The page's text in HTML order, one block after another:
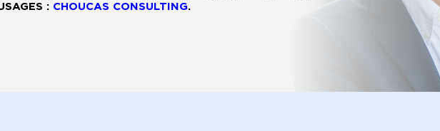
: CHOUCAS CONSULTING.